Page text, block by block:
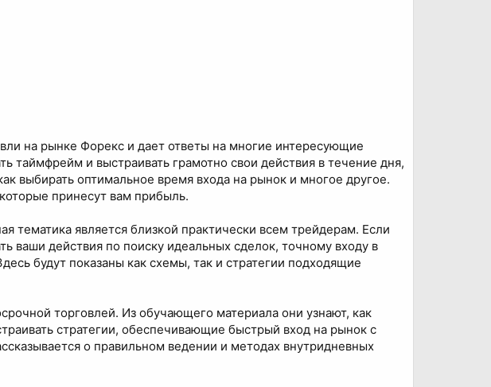
на рынке Форекс и дает ответы на многие интересующие
таймфрейм и выстраивать грамотно свои действия в течение дня,
выбирать оптимальное время входа на рынок и многое другое.
принесут вам прибыль.
тематика является близкой практически всем трейдерам. Если
ваши действия по поиску идеальных сделок, точному входу в
будут показаны как схемы, так и стратегии подходящие
торговлей. Из обучающего материала они узнают, как
стратегии, обеспечивающие быстрый вход на рынок с
о правильном ведении и методах внутридневных